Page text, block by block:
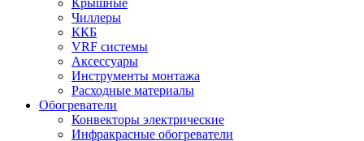
Крышные
Чиллеры
ККБ
VRF системы
Аксессуары
Инструменты монтажа
Расходные материалы
Обогреватели
Конвекторы электрические
Инфракрасные обогреватели